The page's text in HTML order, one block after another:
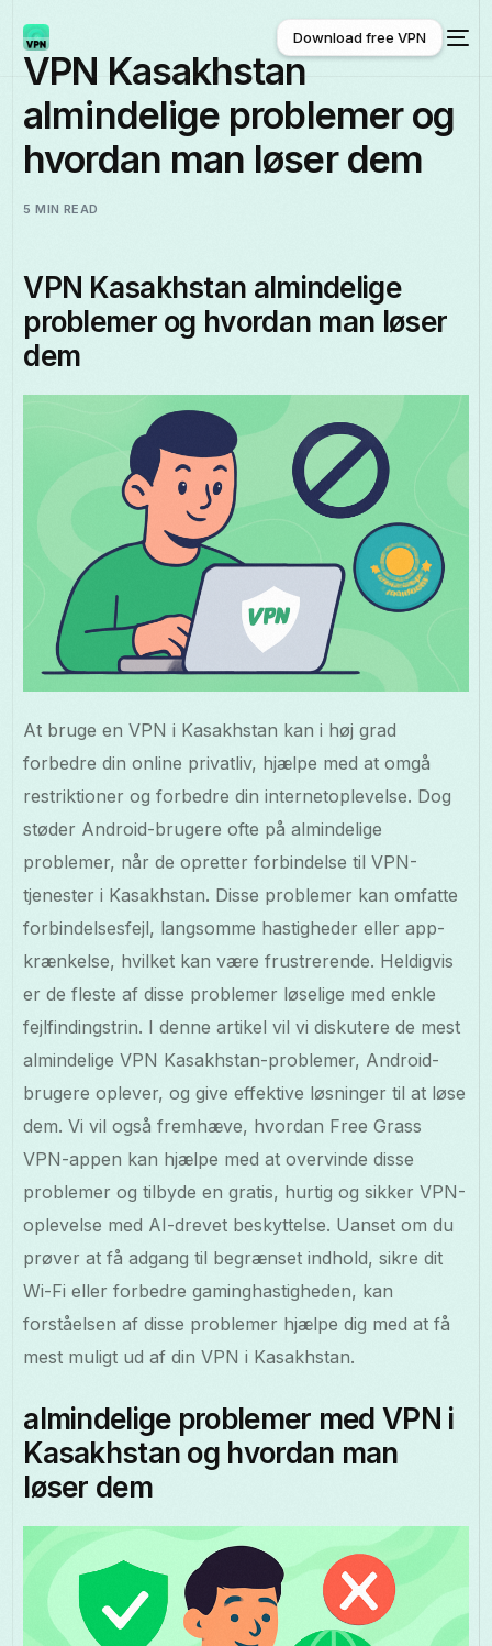
Dansk
Download free VPN
Download free VPN
VPN Kasakhstan
almindelige problemer og
hvordan man løser dem
5 MIN READ
VPN Kasakhstan almindelige
problemer og hvordan man løser
dem
At bruge en VPN i Kasakhstan kan i høj grad
forbedre din online privatliv, hjælpe med at omgå
restriktioner og forbedre din internetoplevelse. Dog
støder Android-brugere ofte på almindelige
problemer, når de opretter forbindelse til VPN-
tjenester i Kasakhstan. Disse problemer kan omfatte
forbindelsesfejl, langsomme hastigheder eller app-
krænkelse, hvilket kan være frustrerende. Heldigvis
er de fleste af disse problemer løselige med enkle
fejlfindingstrin. I denne artikel vil vi diskutere de mest
almindelige VPN Kasakhstan-problemer, Android-
brugere oplever, og give effektive løsninger til at løse
dem. Vi vil også fremhæve, hvordan Free Grass
VPN-appen kan hjælpe med at overvinde disse
problemer og tilbyde en gratis, hurtig og sikker VPN-
oplevelse med AI-drevet beskyttelse. Uanset om du
prøver at få adgang til begrænset indhold, sikre dit
Wi-Fi eller forbedre gaminghastigheden, kan
forståelsen af disse problemer hjælpe dig med at få
mest muligt ud af din VPN i Kasakhstan.
almindelige problemer med VPN i
Kasakhstan og hvordan man
løser dem